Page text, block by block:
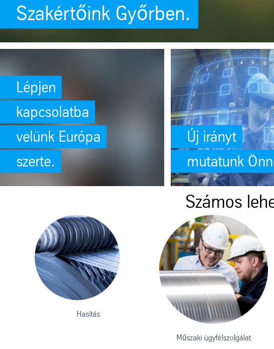
Szakértőink Győrben.
Lépjen
kapcsolatba
velünk Európa
szerte.
SafeValue must use [property]=binding: Lépjen kapcsolatba velünk Európa szerte.
Új irányt
mutatunk
Play
Számos
Hasítás
Műszaki ügyfélszolgálat